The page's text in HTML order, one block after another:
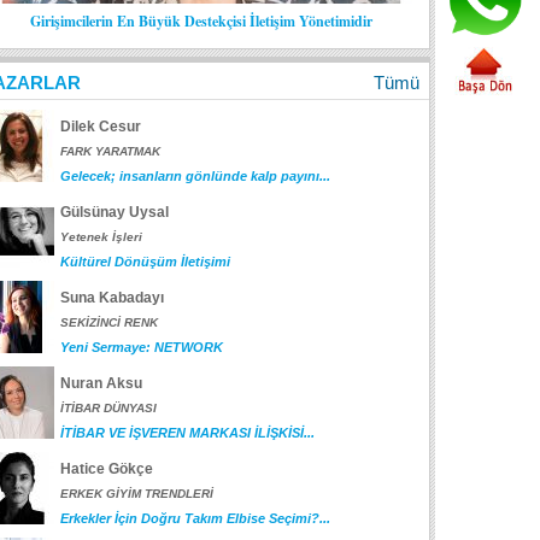
Girişimcilerin En Büyük Destekçisi İletişim Yönetimidir
Tümü
Dilek Cesur
FARK YARATMAK
Gelecek; insanların gönlünde kalp payını...
Gülsünay Uysal
Yetenek İşleri
Kültürel Dönüşüm İletişimi
Suna Kabadayı
SEKİZİNCİ RENK
Yeni Sermaye: NETWORK
Nuran Aksu
İTİBAR DÜNYASI
İTİBAR VE İŞVEREN MARKASI İLİŞKİSİ...
Hatice Gökçe
ERKEK GİYİM TRENDLERİ
Erkekler İçin Doğru Takım Elbise Seçimi?...